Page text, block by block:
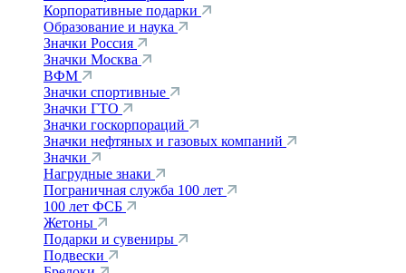
Корпоративные подарки
Образование и наука
Значки Россия
Значки Москва
ВФМ
Значки спортивные
Значки ГТО
Значки госкорпораций
Значки нефтяных и газовых компаний
Значки
Нагрудные знаки
Пограничная служба 100 лет
100 лет ФСБ
Жетоны
Подарки и сувениры
Подвески